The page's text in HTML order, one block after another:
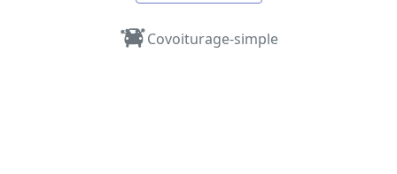
Covoiturage-simple